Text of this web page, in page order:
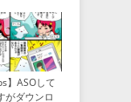
】ASOして
がダウンロ